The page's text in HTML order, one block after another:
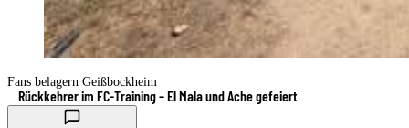
Fans belagern Geißbockheim
Rückkehrer im FC-Training – El Mala und Ache gefeiert